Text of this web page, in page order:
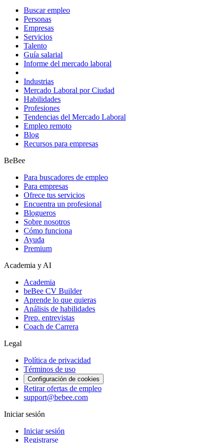
Buscar empleo
Personas
Empresas
Servicios
Talento
Guía salarial
Informe del mercado laboral
Industrias
Mercado Laboral por Ciudad
Habilidades
Profesiones
Tendencias del Mercado Laboral
Empleo remoto
Blog
Recursos para empresas
BeBee
Para buscadores de empleo
Para empresas
Ofrece tus servicios
Encuentra un profesional
Blogueros
Sobre nosotros
Cómo funciona
Ayuda
Premium
Academia y AI
Academia
beBee CV Builder
Aprende lo que quieras
Análisis de habilidades
Prep. entrevistas
Coach de Carrera
Legal
Política de privacidad
Términos de uso
Configuración de cookies
Retirar ofertas de empleo
support@bebee.com
Iniciar sesión
Iniciar sesión
Registrarse